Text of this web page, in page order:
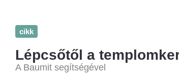
cikk
Lépcsőtől a
A Baumit segítségével